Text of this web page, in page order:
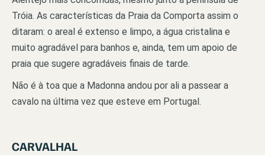
Tróia. As características da Praia da Comporta assim o
ditaram: o areal é extenso e limpo, a água cristalina e
muito agradável para banhos e, ainda, tem um apoio de
praia que sugere agradáveis finais de tarde.
Não é à toa que a Madonna andou por ali a passear a
cavalo na última vez que esteve em Portugal.
CARVALHAL